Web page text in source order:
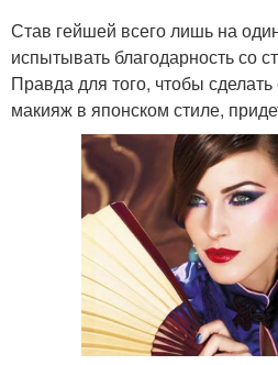
Став гейшей всего лишь на
испытывать благодарность со
Правда для того, чтобы
макияж в японском стиле,